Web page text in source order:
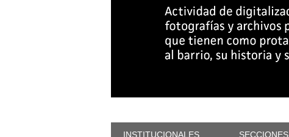
INSTITUCIONALES SECCIONES